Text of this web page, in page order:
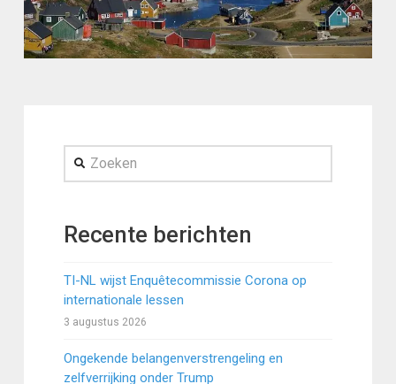
Zoeken
Recente berichten
TI-NL wijst Enquêtecommissie Corona op
internationale lessen
3 augustus 2026
Ongekende belangenverstrengeling en
zelfverrijking onder Trump